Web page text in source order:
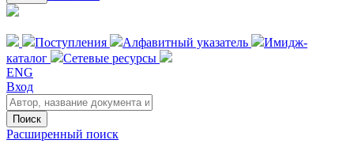
Поступления Алфавитный указатель
Имидж-
каталог
Сетевые ресурсы
ENG
Вход
Поиск
Расширенный поиск